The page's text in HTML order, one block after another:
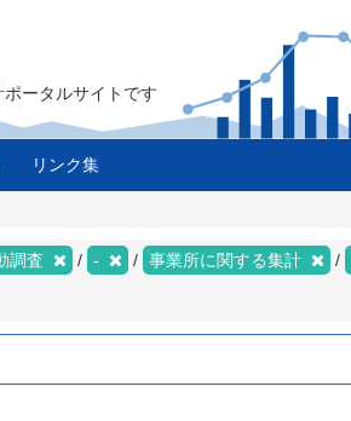
ータルサイトです
リンク集
調査 - 事業所に関する集計